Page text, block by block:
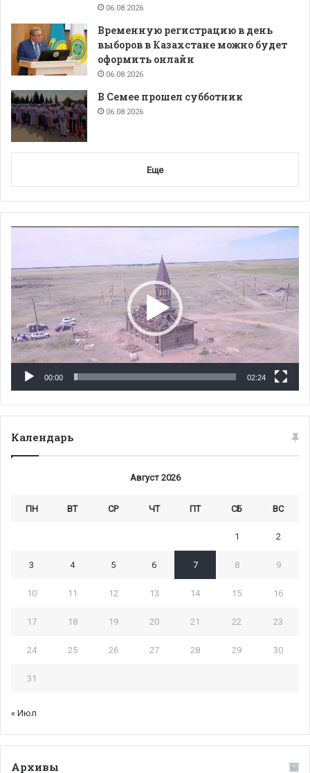
06.08.2026
Временную регистрацию в день
выборов в Казахстане можно будет
оформить онлайн
06.08.2026
В Семее прошел субботник
06.08.2026
Еще
00:00 02:24
Календарь
Август 2026
ПН ВТ СР ЧТ ПТ СБ ВС
1 2
3 4 5 6 7 8 9
10 11 12 13 14 15 16
17 18 19 20 21 22 23
24 25 26 27 28 29 30
31
« Июл
Архивы